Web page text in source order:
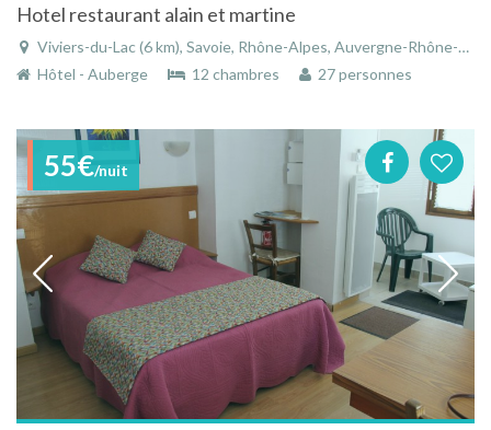
Hotel restaurant alain et martine
Viviers-du-Lac (6 km), Savoie, Rhône-Alpes, Auvergne-Rhône-Alpes, France
Hôtel - Auberge
12 chambres 27 personnes
55€/nuit